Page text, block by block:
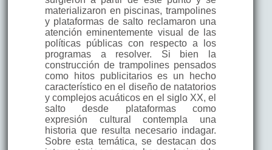
materializaron en piscinas, trampolines
y plataformas de salto reclamaron una
atención eminentemente visual de las
políticas públicas con respecto a los
programas a resolver. Si bien la
construcción de trampolines pensados
como hitos publicitarios es un hecho
característico en el diseño de natatorios
y complejos acuáticos en el siglo XX, el
salto desde plataformas como
expresión cultural contempla una
historia que resulta necesario indagar.
Sobre esta temática, se destacan dos